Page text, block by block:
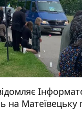
на Матеївецьку